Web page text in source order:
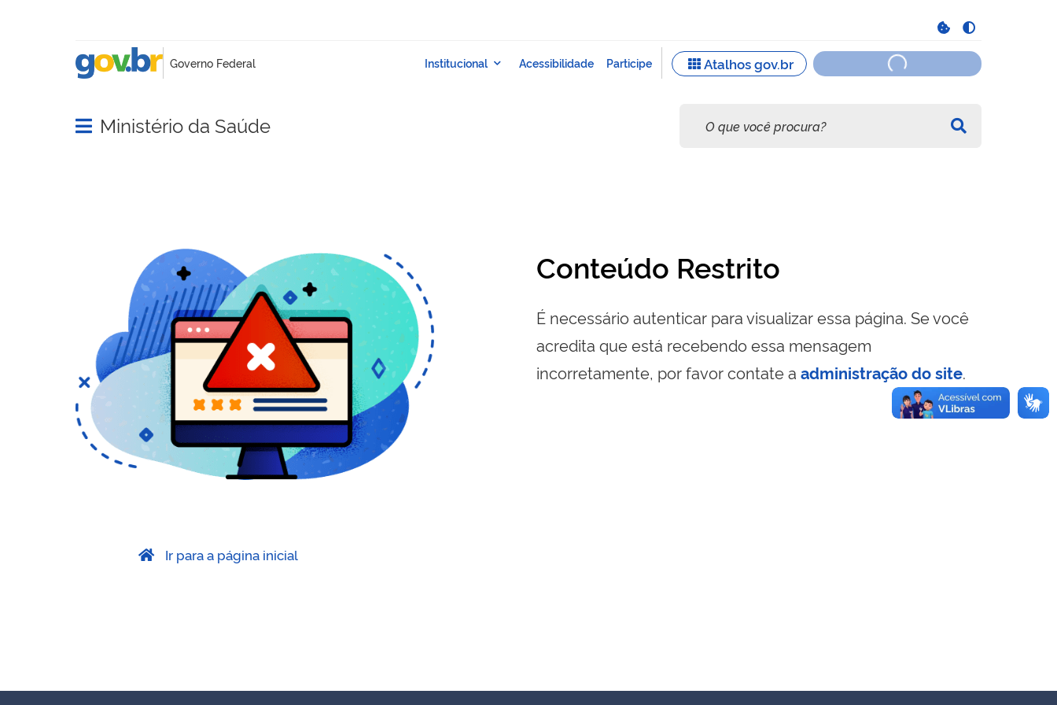
Abrir menu principal de navegação
Ministério da Saúde
Conteúdo Restrito
É necessário autenticar para visualizar essa página. Se você
acredita que está recebendo essa mensagem
incorretamente, por favor contate a administração do site.
Ir para a página inicial